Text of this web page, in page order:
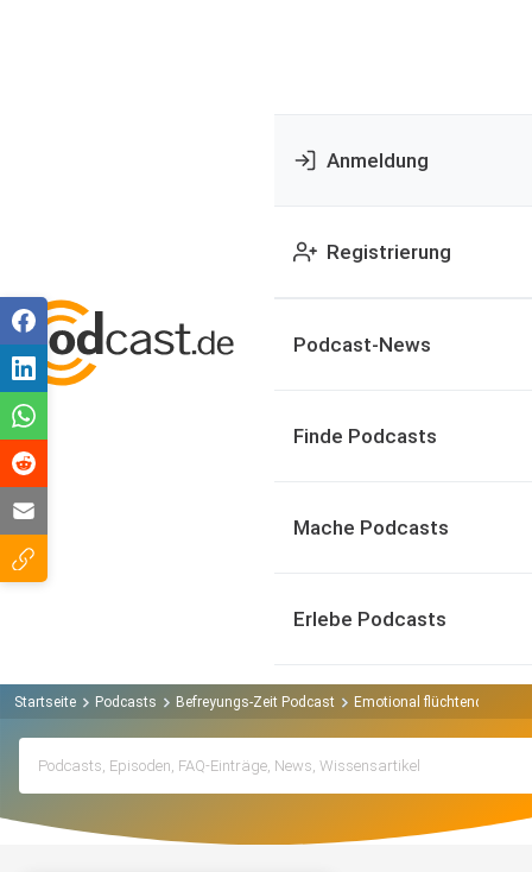
Anmeldung
Registrierung
Podcast-News
Finde Podcasts
Mache Podcasts
Erlebe Podcasts
Startseite Podcasts Befreyungs-Zeit Podcast Emotional flüchtendes